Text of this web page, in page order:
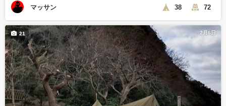
マッサン 38 72
2月6日
21